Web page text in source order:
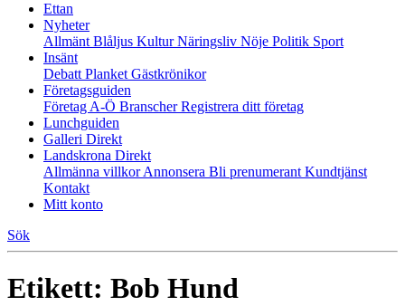
Ettan
Nyheter
Allmänt Blåljus KulturNäringsliv Nöje Politik Sport
Insänt
Debatt Planket Gästkrönikor
Företagsguiden
Företag A-Ö BranscherRegistrera ditt företag
Lunchguiden
Galleri Direkt
Landskrona Direkt
Allmänna villkorAnnonsera Bli prenumerant Kundtjänst
Kontakt
Mitt konto
Sök
Etikett: Bob Hund